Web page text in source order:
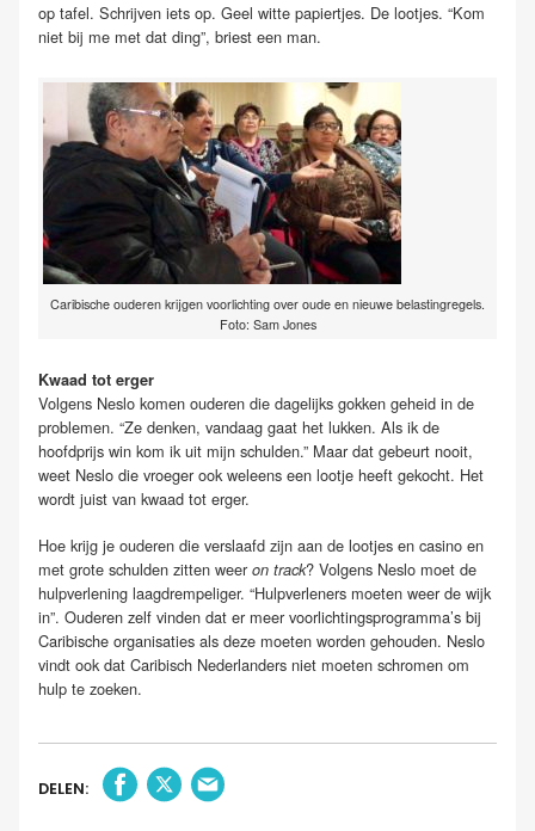
op tafel. Schrijven iets op. Geel witte papiertjes. De lootjes. “Kom
niet bij me met dat ding”, briest een man.
Caribische ouderen krijgen voorlichting over oude en nieuwe belastingregels.
Foto: Sam Jones
Kwaad tot erger
Volgens Neslo komen ouderen die dagelijks gokken geheid in de
problemen. “Ze denken, vandaag gaat het lukken. Als ik de
hoofdprijs win kom ik uit mijn schulden.” Maar dat gebeurt nooit,
weet Neslo die vroeger ook weleens een lootje heeft gekocht. Het
wordt juist van kwaad tot erger.
Hoe krijg je ouderen die verslaafd zijn aan de lootjes en casino en
met grote schulden zitten weer on track? Volgens Neslo moet de
hulpverlening laagdrempeliger. “Hulpverleners moeten weer de wijk
in”. Ouderen zelf vinden dat er meer voorlichtingsprogramma’s bij
Caribische organisaties als deze moeten worden gehouden. Neslo
vindt ook dat Caribisch Nederlanders niet moeten schromen om
hulp te zoeken.
DELEN: